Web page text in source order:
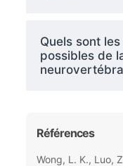
Quels sont
possibles de
Références
Wong, L. K., Luo,